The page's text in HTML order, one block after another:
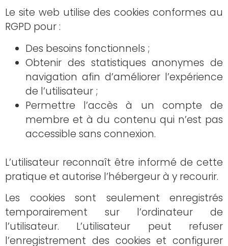
Le site web utilise des cookies conformes au
RGPD pour :
Des besoins fonctionnels ;
Obtenir des statistiques anonymes de
navigation afin d’améliorer l’expérience
de l’utilisateur ;
Permettre l’accès à un compte de
membre et à du contenu qui n’est pas
accessible sans connexion.
L’utilisateur reconnaît être informé de cette
pratique et autorise l’hébergeur à y recourir.
Les cookies sont seulement enregistrés
temporairement sur l’ordinateur de
l’utilisateur. L’utilisateur peut refuser
l’enregistrement des cookies et configurer